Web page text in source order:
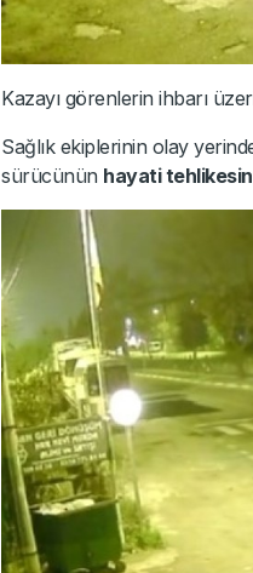
Kazayı görenlerin ihbarı
Sağlık ekiplerinin olay
sürücünün hayati